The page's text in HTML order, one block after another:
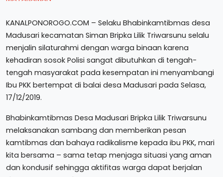
KANALPONOROGO.COM – Selaku Bhabinkamtibmas desa
Madusari kecamatan Siman Bripka Lilik Triwarsunu selalu
menjalin silaturahmi dengan warga binaan karena
kehadiran sosok Polisi sangat dibutuhkan di tengah-
tengah masyarakat pada kesempatan ini menyambangi
Ibu PKK bertempat di balai desa Madusari pada Selasa,
17/12/2019.
Bhabinkamtibmas Desa Madusari Bripka Lilik Triwarsunu
melaksanakan sambang dan memberikan pesan
kamtibmas dan bahaya radikalisme kepada ibu PKK, mari
kita bersama – sama tetap menjaga situasi yang aman
dan kondusif sehingga aktifitas warga dapat berjalan